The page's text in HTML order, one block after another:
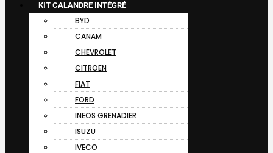
KIT CALANDRE INTÉGRÉ
BYD
CANAM
CHEVROLET
CITROEN
FIAT
FORD
INEOS GRENADIER
ISUZU
IVECO